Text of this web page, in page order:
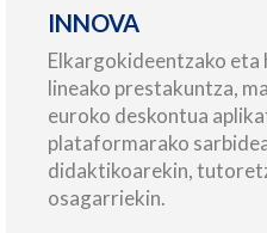
INNOVA
Elkargokideentzako eta
lineako prestakuntza,
euroko deskontua
plataformarako
didaktikoarekin,
osagarriekin.